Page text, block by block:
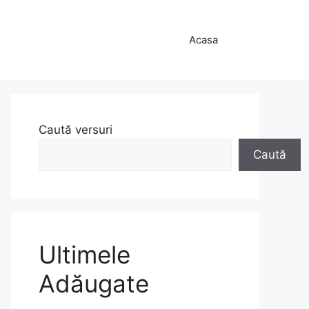
Acasa
Caută versuri
Caută
Ultimele
Adăugate